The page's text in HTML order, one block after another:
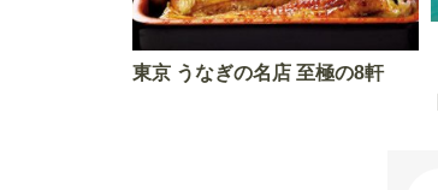
東京 うなぎの名店 至極の8軒